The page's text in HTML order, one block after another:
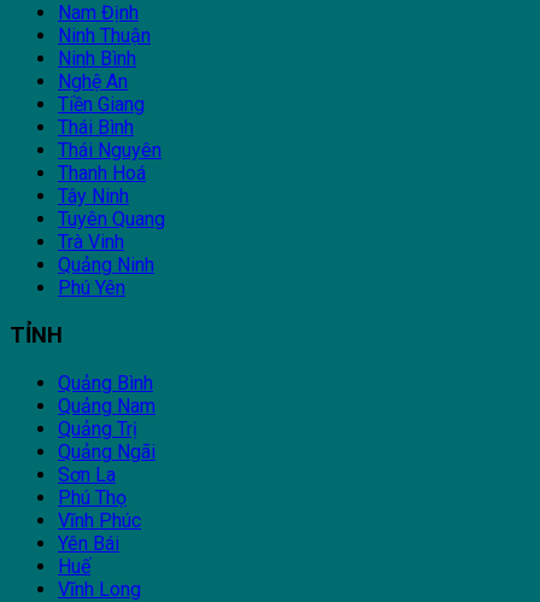
Nam Định
Ninh Thuận
Ninh Bình
Nghệ An
Tiền Giang
Thái Bình
Thái Nguyên
Thanh Hoá
Tây Ninh
Tuyên Quang
Trà Vinh
Quảng Ninh
Phú Yên
TỈNH
Quảng Bình
Quảng Nam
Quảng Trị
Quảng Ngãi
Sơn La
Phú Thọ
Vĩnh Phúc
Yên Bái
Huế
Vĩnh Long